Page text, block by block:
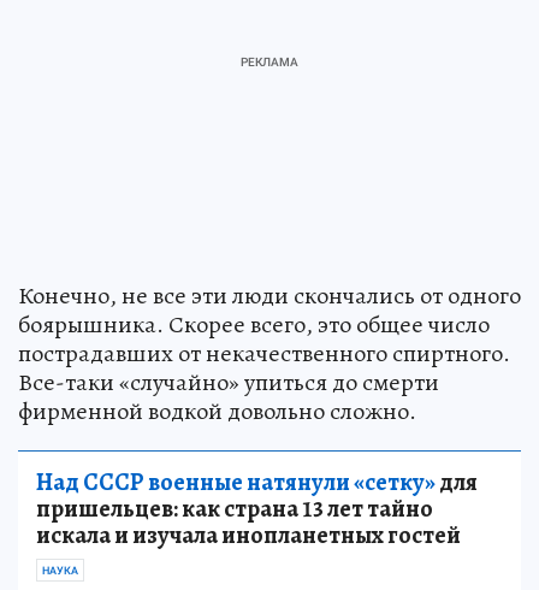
Конечно, не все эти люди скончались от одного
боярышника. Скорее всего, это общее число
пострадавших от некачественного спиртного.
Все-таки «случайно» упиться до смерти
фирменной водкой довольно сложно.
Над СССР военные натянули «сетку»для
пришельцев: как страна 13 лет тайно
искала и изучала инопланетных гостей
НАУКА